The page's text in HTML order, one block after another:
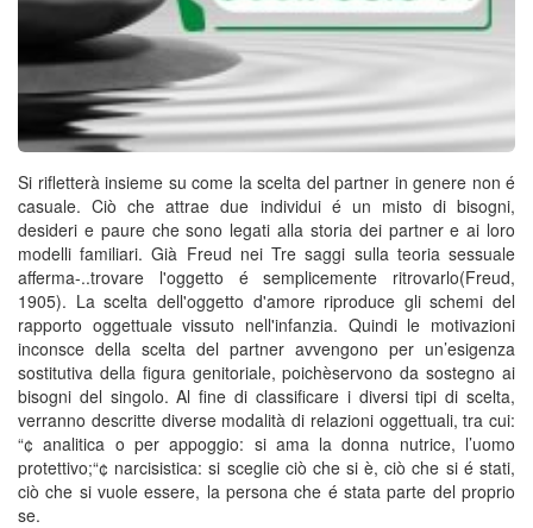
Si rifletterà insieme su come la scelta del partner in genere non é
casuale. Ciò che attrae due individui é un misto di bisogni,
desideri e paure che sono legati alla storia dei partner e ai loro
modelli familiari. Già Freud nei Tre saggi sulla teoria sessuale
afferma-..trovare l'oggetto é semplicemente ritrovarlo(Freud,
1905). La scelta dell'oggetto d'amore riproduce gli schemi del
rapporto oggettuale vissuto nell'infanzia. Quindi le motivazioni
inconsce della scelta del partner avvengono per un’esigenza
sostitutiva della figura genitoriale, poichèservono da sostegno ai
bisogni del singolo. Al fine di classificare i diversi tipi di scelta,
verranno descritte diverse modalità di relazioni oggettuali, tra cui:
“¢ analitica o per appoggio: si ama la donna nutrice, l’uomo
protettivo;“¢ narcisistica: si sceglie ciò che si è, ciò che si é stati,
ciò che si vuole essere, la persona che é stata parte del proprio
se.